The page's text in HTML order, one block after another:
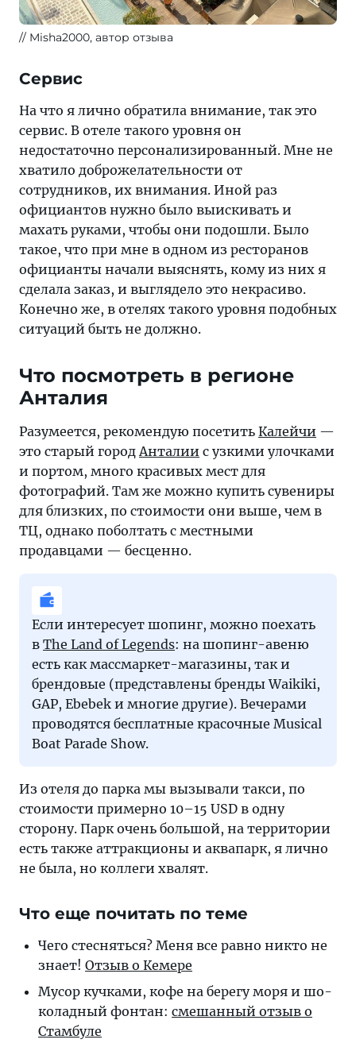
Misha2000, автор отзыва
Сервис
На что я лично обратила внимание, так это
сервис. В отеле такого уровня он
недостаточно персонализированный. Мне не
хватило доброжелательности от
сотрудников, их внимания. Иной раз
официантов нужно было выискивать и
махать руками, чтобы они подошли. Было
такое, что при мне в одном из ресторанов
официанты начали выяснять, кому из них я
сделала заказ, и выглядело это некрасиво.
Конечно же, в отелях такого уровня подобных
ситуаций быть не должно.
Что посмотреть в регионе
Анталия
Разумеется, рекомендую посетить Калейчи —
это старый город Анталии с узкими улочками
и портом, много красивых мест для
фотографий. Там же можно купить сувениры
для близких, по стоимости они выше, чем в
ТЦ, однако поболтать с местными
продавцами — бесценно.
Если интересует шопинг, можно поехать
в The Land of Legends: на шопинг-авеню
есть как массмаркет-магазины, так и
брендовые (представлены бренды Waikiki,
GAP, Ebebek и многие другие). Вечерами
проводятся бесплатные красочные Musical
Boat Parade Show.
Из отеля до парка мы вызывали такси, по
стоимости примерно 10–15 USD в одну
сторону. Парк очень большой, на территории
есть также аттракционы и аквапарк, я лично
не была, но коллеги хвалят.
Что еще почитать по теме
Чего стесняться? Ме­ня все рав­но ни­кто не
зна­ет! От­зыв о Кемере
Мусор кучками, ко­фе на бе­ре­гу мо­ря и шо­
ко­лад­ный фон­тан: сме­шан­ный от­зыв о
Стамбуле